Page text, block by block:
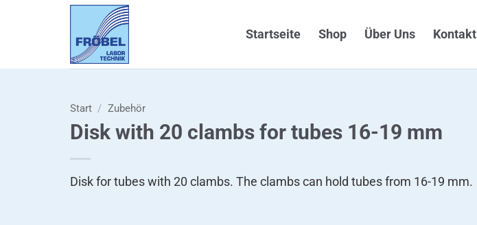
Startseite Shop Über Uns Kontakt
Start / Zubehör
Disk with 20 clambs for tubes 16-19 mm
Disk for tubes with 20 clambs. The clambs can hold tubes from 16-19 mm.